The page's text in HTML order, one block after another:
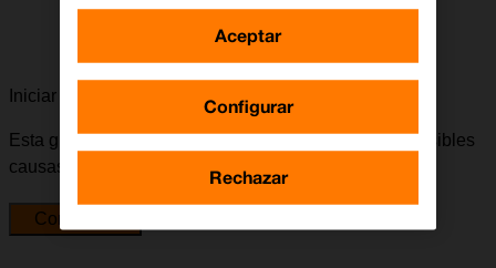
Iniciar la guía para solucionar tu problema
Esta guía te va a conducir a través de una serie de posibles
causas y soluciones al problema.
Comenzar
Configurar
Rechazar
Aceptar